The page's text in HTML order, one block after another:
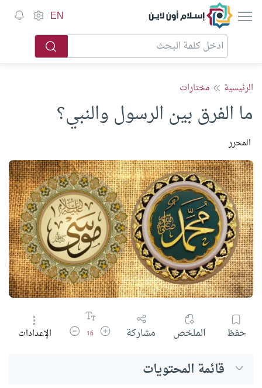
إسلام أون لاين EN
الرئيسية مختارات
ما الفرق بين الرسول والنبي؟
المحرر
حفظ الملخص مشاركة زيادة حجم الخط
16 تقليل حجم الخط
الإعدادات
قائمة المحتويات